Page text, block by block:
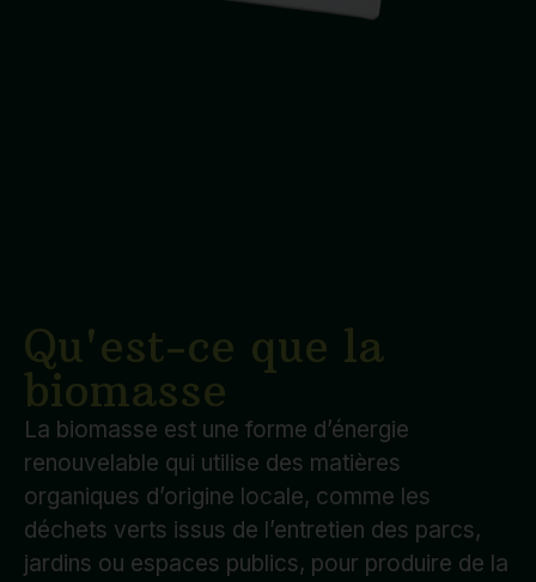
Qu'est-ce que la
biomasse
La biomasse est une forme d’énergie
renouvelable qui utilise des matières
organiques d’origine locale, comme les
déchets verts issus de l’entretien des parcs,
jardins ou espaces publics, pour produire de la